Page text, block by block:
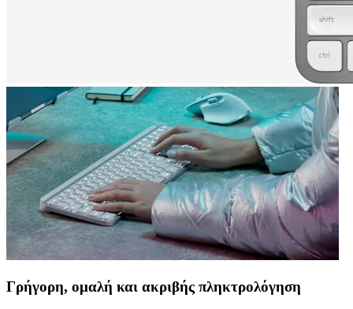
Γρήγορη, ομαλή και ακριβής πληκτρολόγηση